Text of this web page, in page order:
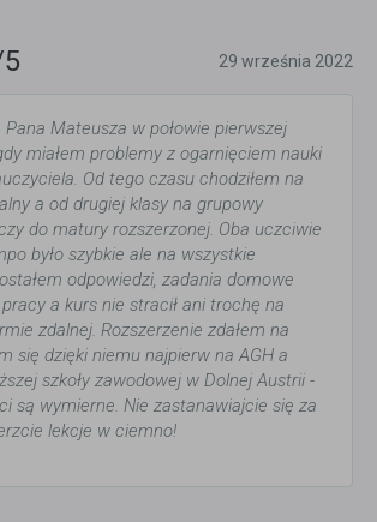
29 września 2022
Pana Mateusza w połowie pierwszej
miałem problemy z ogarnięciem nauki
Od tego czasu chodziłem na
a od drugiej klasy na grupowy
do matury rozszerzonej. Oba uczciwie
było szybkie ale na wszystkie
odpowiedzi, zadania domowe
a kurs nie stracił ani trochę na
zdalnej. Rozszerzenie zdałem na
się dzięki niemu najpierw na AGH a
szkoły zawodowej w Dolnej Austrii -
są wymierne. Nie zastanawiajcie się za
lekcje w ciemno!